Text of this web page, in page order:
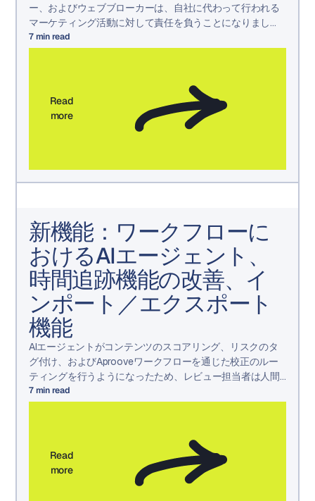
ー、およびウェブブローカーは、自社に代わって行われる
マーケティング活動に対して責任を負うことになりまし
た。変更点と準備方法をご確認ください。
7min read
Read
more
新機能：ワークフローに
おけるAIエージェント、
時間追跡機能の改善、イ
ンポート／エクスポート
機能
AIエージェントがコンテンツのスコアリング、リスクのタ
グ付け、およびAprooveワークフローを通じた校正のルー
ティングを行うようになったため、レビュー担当者は人間
の判断が必要な決定に集中できるようになりました。
7min read
Read
more